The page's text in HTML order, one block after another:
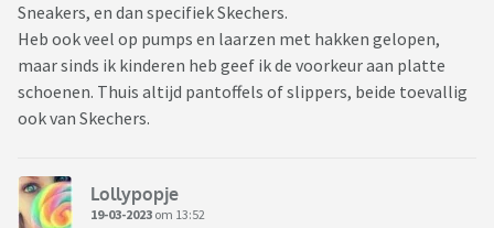
Sneakers, en dan specifiek Skechers.
Heb ook veel op pumps en laarzen met hakken gelopen,
maar sinds ik kinderen heb geef ik de voorkeur aan platte
schoenen. Thuis altijd pantoffels of slippers, beide toevallig
ook van Skechers.
Lollypopje
19-03-2023 om 13:52